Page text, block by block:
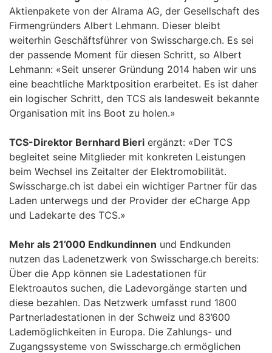
Aktienpakete von der Alrama AG, der Gesellschaft des
Firmengründers Albert Lehmann. Dieser bleibt
weiterhin Geschäftsführer von Swisscharge.ch. Es sei
der passende Moment für diesen Schritt, so Albert
Lehmann: «Seit unserer Gründung 2014 haben wir uns
eine beachtliche Marktposition erarbeitet. Es ist daher
ein logischer Schritt, den TCS als landesweit bekannte
Organisation mit ins Boot zu holen.»
TCS-Direktor Bernhard Bieri ergänzt: «Der TCS
begleitet seine Mitglieder mit konkreten Leistungen
beim Wechsel ins Zeitalter der Elektromobilität.
Swisscharge.ch ist dabei ein wichtiger Partner für das
Laden unterwegs und der Provider der eCharge App
und Ladekarte des TCS.»
Mehr als 21’000 Endkundinnen und Endkunden
nutzen das Ladenetzwerk von Swisscharge.ch bereits:
Über die App können sie Ladestationen für
Elektroautos suchen, die Ladevorgänge starten und
diese bezahlen. Das Netzwerk umfasst rund 1800
Partnerladestationen in der Schweiz und 83’600
Lademöglichkeiten in Europa. Die Zahlungs- und
Zugangssysteme von Swisscharge.ch ermöglichen